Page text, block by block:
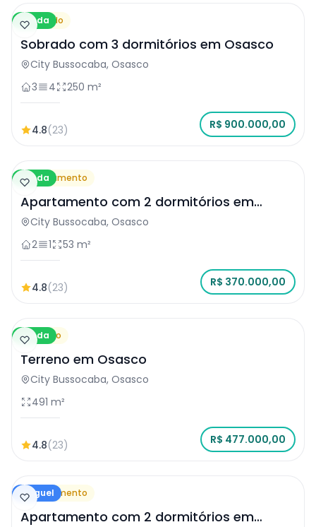
Venda
Sobrado
Sobrado com 3 dormitórios em Osasco
City Bussocaba, Osasco
3
4 250 m²
4.8(23) R$ 900.000,00
Venda
Apartamento
Apartamento com 2 dormitórios em
Osasco
City Bussocaba, Osasco
2
1 53 m²
4.8(23) R$ 370.000,00
Venda
Terreno
Terreno em Osasco
City Bussocaba, Osasco
491 m²
4.8(23) R$ 477.000,00
Aluguel
Apartamento
Apartamento com 2 dormitórios em